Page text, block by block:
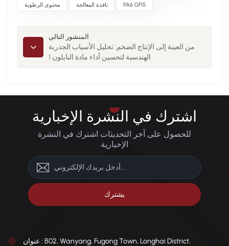
محتوى الرطوبة نافذة المعالجة PA6 GF15
المنشور التالي
من العينة إلى الإنتاج الضخم: تحليل الأسباب الجذرية
الهندسية لتحسين أداء مادة النايلون 1
اشترك في النشرة الإخبارية
للحصول على آخر التحديثات اشترك في النشرة
الإخبارية
عنوان : B02, Wanyang, Fugong Town, Longhai District,